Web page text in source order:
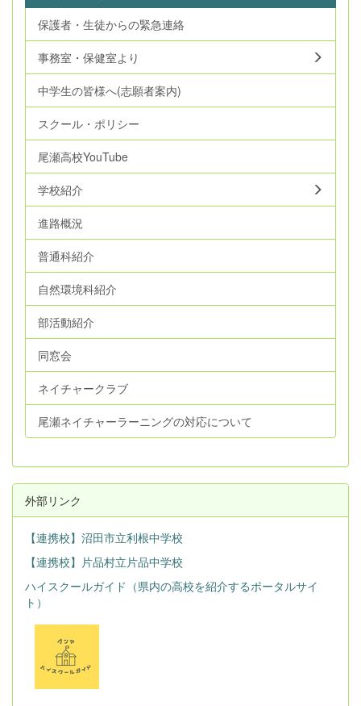
保護者・生徒からの緊急連絡
事務室・保健室より
中学生の皆様へ(志願者案内)
スクール・ポリシー
尾瀬高校YouTube
学校紹介
進路概況
普通科紹介
自然環境科紹介
部活動紹介
同窓会
ネイチャークラブ
尾瀬ネイチャーラーニングの対応について
外部リンク
【連携校】沼田市立利根中学校
【連携校】片品村立片品中学校
ハイスクールガイド（県内の高校を紹介するポータルサイ
ト）